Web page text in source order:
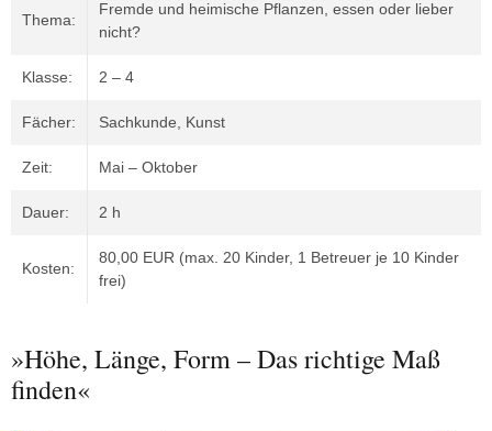
Thema:
Fremde und heimische Pflanzen, essen oder lieber
nicht?
Klasse: 2 – 4
Fächer: Sachkunde, Kunst
Zeit: Mai – Oktober
Dauer: 2 h
Kosten:
80,00 EUR (max. 20 Kinder, 1 Betreuer je 10 Kinder
frei)
»Höhe, Länge, Form – Das richtige Maß
finden«